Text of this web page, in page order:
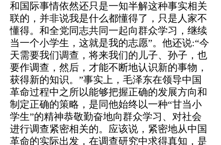
和国际事情依然还只是一知半解这种事实相关
联的，并非说我是什么都懂得了，只是人家不
懂得。和全党同志共同一起向群众学习，继续
当一个小学生，这就是我的志愿”。他还说:“今
天需要我们调查，将来我们的儿子、孙子，也
要作调查，然后，才能不断地认识新的事物，
获得新的知识。”事实上，毛泽东在领导中国
革命过程中之所以能够把握正确的发展方向和
制定正确的策略，是同他始终以一种“甘当小
学生”的精神恭敬勤奋地向群众学习、对社会
进行调查紧密相关的。应该说，紧密地从中国
革命的实际出发，在调查研究中求得真知，是